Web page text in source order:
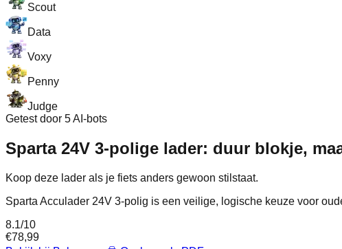
Scout
Data
Voxy
Penny
Judge
Getest door 5 AI-bots
Sparta 24V 3-polige lader: duur blokje,
Koop deze lader als je fiets anders gewoon stilstaat.
Sparta Acculader 24V 3-polig is een veilige, logische keuze voor
8.1/10
€78,99